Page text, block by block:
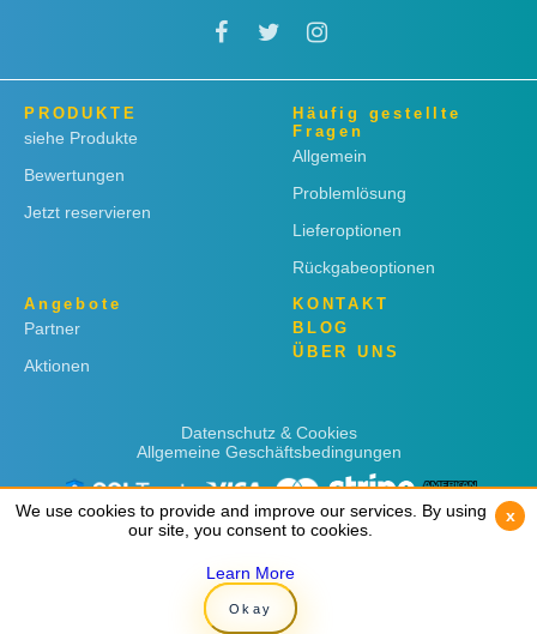
PRODUKTE
siehe Produkte
Bewertungen
Jetzt reservieren
Häufig gestellte
Fragen
Allgemein
Problemlösung
Lieferoptionen
Rückgabeoptionen
Angebote
Partner
Aktionen
KONTAKT
BLOG
ÜBER UNS
Datenschutz & Cookies
Allgemeine Geschäftsbedingungen
Copyright © 2019 Rent 'n Connect
We use cookies to provide and improve our services. By using
our site, you consent to cookies.
Learn More
Okay
x
We use cookies to provide and improve our services. By using
our site, you consent to cookies.
Learn More
Okay
x